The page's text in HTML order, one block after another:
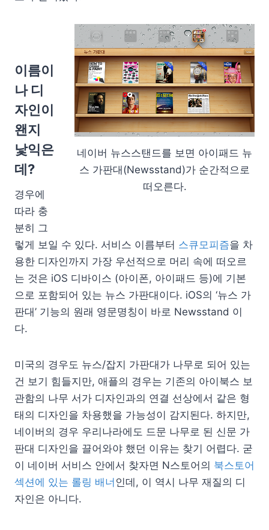
네이버 뉴스스탠드를 보면 아이패드 뉴
스 가판대(Newsstand)가 순간적으로
떠오른다.
이름이
나 디
자인이
왠지
낯익은
데?
경우에
따라 충
분히 그
렇게 보일 수 있다. 서비스 이름부터 스큐모피즘을 차
용한 디자인까지 가장 우선적으로 머리 속에 떠오르
는 것은 iOS 디바이스 (아이폰, 아이패드 등)에 기본
으로 포함되어 있는 뉴스 가판대이다. iOS의 ‘뉴스 가
판대’ 기능의 원래 영문명칭이 바로 Newsstand 이
다.
미국의 경우도 뉴스/잡지 가판대가 나무로 되어 있는
건 보기 힘들지만, 애플의 경우는 기존의 아이북스 보
관함의 나무 서가 디자인과의 연결 선상에서 같은 형
태의 디자인을 차용했을 가능성이 감지된다. 하지만,
네이버의 경우 우리나라에도 드문 나무로 된 신문 가
판대 디자인을 끌어와야 했던 이유는 찾기 어렵다. 굳
이 네이버 서비스 안에서 찾자면 N스토어의 북스토어
섹션에 있는 롤링 배너 인데, 이 역시 나무 재질의 디
자인은 아니다.